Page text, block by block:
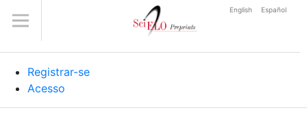
Registrar-se
Acesso
English Español